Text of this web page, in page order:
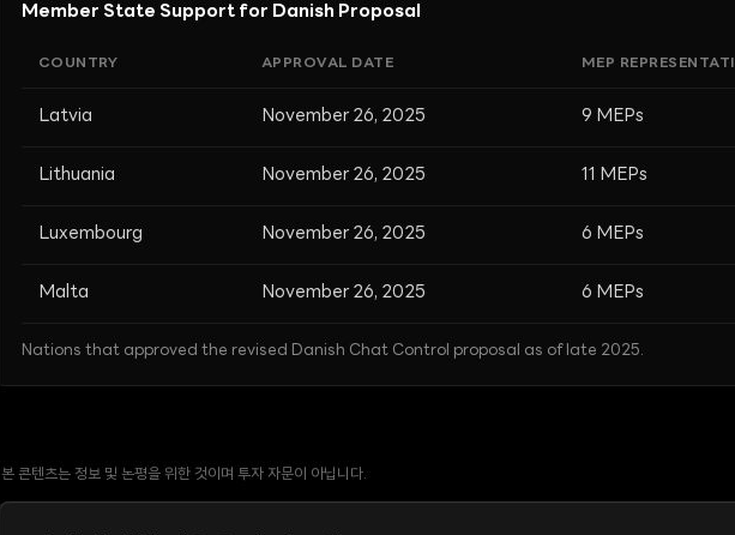
Member State Support for Danish Proposal
COUNTRY APPROVAL DATE MEP
Latvia November 26, 2025 9 MEPs
Lithuania November 26, 2025 11 MEPs
Luxembourg November 26, 2025 6 MEPs
Malta November 26, 2025 6 MEPs
Nations that approved the revised Danish Chat Control proposal as of late 2025.
본 콘텐츠는 정보 및 논평을 위한 것이며 투자 자문이 아닙니다.